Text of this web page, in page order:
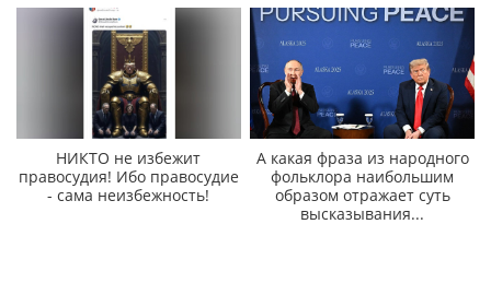
НИКТО не избежит
правосудия! Ибо правосудие
- сама неизбежность!
А какая фраза из народного
фольклора наибольшим
образом отражает суть
высказывания...